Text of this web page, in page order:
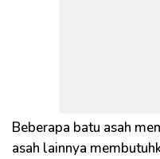
Beberapa batu asah
asah lainnya